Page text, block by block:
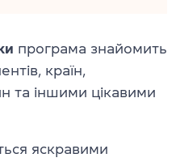
програма знайомить
країн,
та іншими цікавими
яскравими